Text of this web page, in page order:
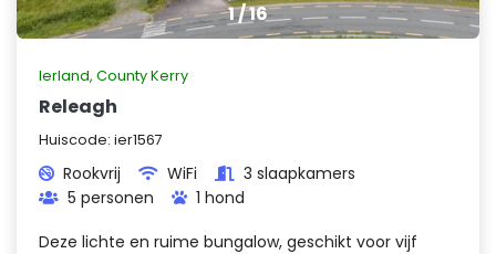
1/16
Ierland, County Kerry
Releagh
Huiscode: ier1567
Rookvrij WiFi
3 slaapkamers
5 personen
1 hond
Deze lichte en ruime bungalow, geschikt voor vijf